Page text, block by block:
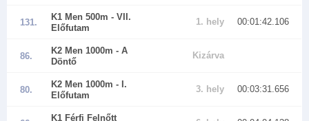
131.
K1 Men 500m - VII.
Előfutam
1. hely 00:01:42.106
86.
K2 Men 1000m - A
Döntő
Kizárva
80.
K2 Men 1000m - I.
Előfutam
3. hely 00:03:31.656
K1 Férfi Felnőtt